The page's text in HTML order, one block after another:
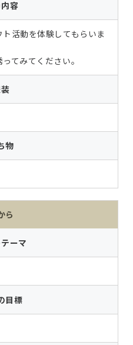
容
活動を体験してもらいま
てみてください。
物
ら
ーマ
目標